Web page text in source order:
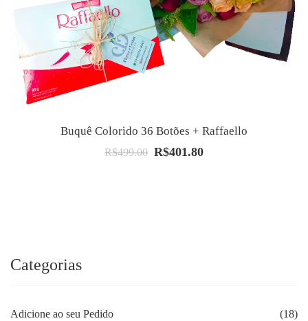
Buquê Colorido 36 Botões + Raffaello
R$499.00 O
R$401.80O
Categorias
Adicione ao seu Pedido (18)